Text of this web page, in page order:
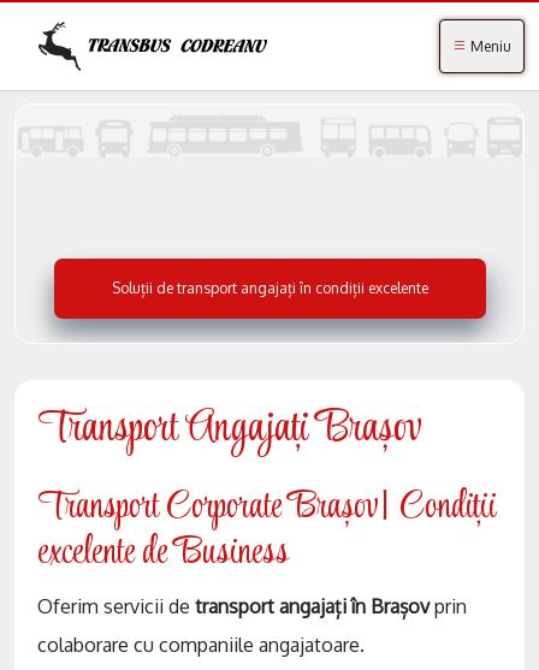
Meniu
Soluții de transport angajați în condiții excelente
Transport Angajați Brașov
Transport Corporate Brașov| Condiții
excelente de Business
Oferim servicii detransport angajați în Brașovprin
colaborare cu companiile angajatoare.